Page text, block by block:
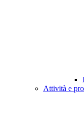
Attività e